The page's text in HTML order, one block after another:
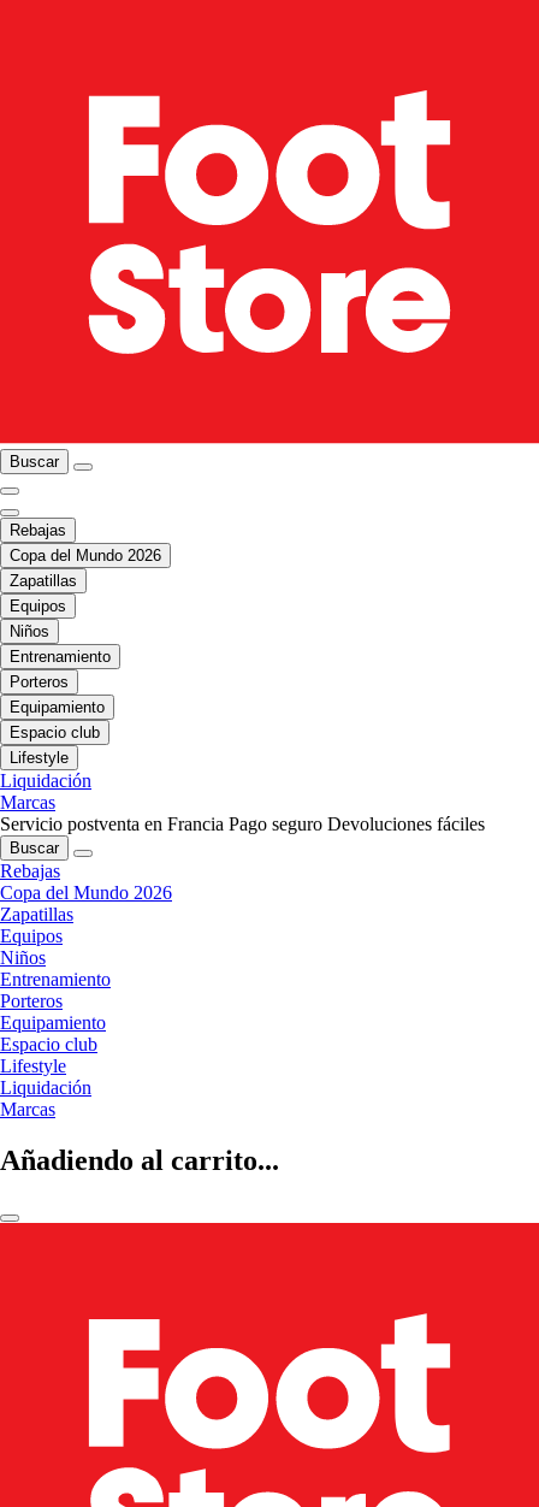
Buscar
Rebajas
Copa del Mundo 2026
Zapatillas
Equipos
Niños
Entrenamiento
Porteros
Equipamiento
Espacio club
Lifestyle
Liquidación
Marcas
Servicio postventa en Francia Pago seguro Devoluciones fáciles
Buscar
Rebajas
Copa del Mundo 2026
Zapatillas
Equipos
Niños
Entrenamiento
Porteros
Equipamiento
Espacio club
Lifestyle
Liquidación
Marcas
Añadiendo al carrito...